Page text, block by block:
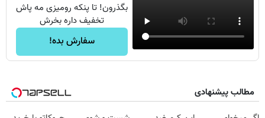
بگذرون! تا پنکه رومیزی مه پاش
تخفیف داره بخرش
سفارش بده!
مطالب پیشنهادی